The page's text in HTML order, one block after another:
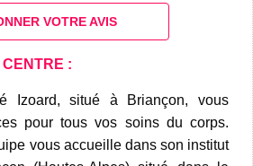
VOTRE AVIS
CENTRE :
Izoard, situé à Briançon, vous
pour tous vos soins du corps.
vous accueille dans son institut